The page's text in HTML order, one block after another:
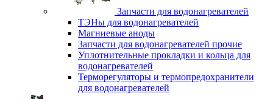
Запчасти для водонагревателей
ТЭНы для водонагревателей
Магниевые аноды
Запчасти для водонагревателей прочие
Уплотнительные прокладки и кольца для
водонагревателей
Терморегуляторы и термопредохранители
для водонагревателей